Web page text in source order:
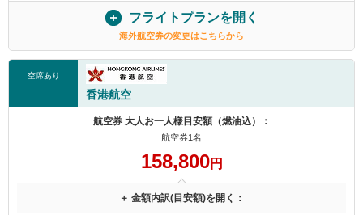
フライトプランを開く
海外航空券の変更はこちらから
空席あり
香港航空
航空券 大人お一人様目安額（燃油込）：
航空券1名
158,800円
＋ 金額内訳(目安額)を開く：